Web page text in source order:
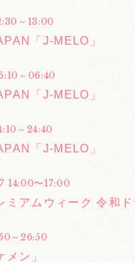
～13:00
「J-MELO」
～06:40
「J-MELO」
～24:40
「J-MELO」
14:00〜17:00
ミアムウィーク 令和
～26:50
メン」